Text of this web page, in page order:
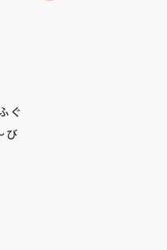
ぐ
び